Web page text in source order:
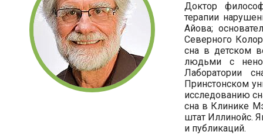
Доктор
терапии
Айова;
Северного
сна в детском
людьми с
Лаборатории
Принстонском
исследованию
сна в Клинике
штат Иллинойс.
и публикаций.